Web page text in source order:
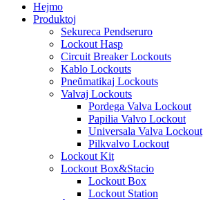
Hejmo
Produktoj
Sekureca Pendseruro
Lockout Hasp
Circuit Breaker Lockouts
Kablo Lockouts
Pneŭmatikaj Lockouts
Valvaj Lockouts
Pordega Valva Lockout
Papilia Valvo Lockout
Universala Valva Lockout
Pilkvalvo Lockout
Lockout Kit
Lockout Box&Stacio
Lockout Box
Lockout Station